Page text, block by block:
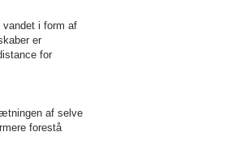
vandet i form af
er
for
af selve
forestå